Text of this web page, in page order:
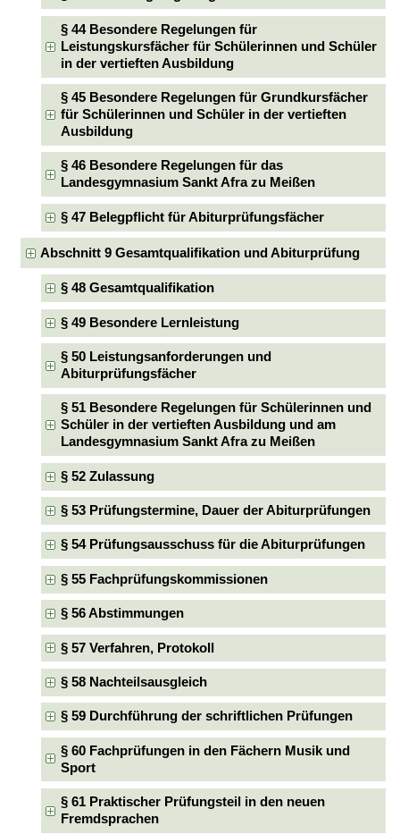
§ 44 Besondere Regelungen für
Leistungskursfächer für Schülerinnen und Schüler
in der vertieften Ausbildung
§ 45 Besondere Regelungen für Grundkursfächer
für Schülerinnen und Schüler in der vertieften
Ausbildung
§ 46 Besondere Regelungen für das
Landesgymnasium Sankt Afra zu Meißen
§ 47 Belegpflicht für Abiturprüfungsfächer
Abschnitt 9 Gesamtqualifikation und Abiturprüfung
§ 48 Gesamtqualifikation
§ 49 Besondere Lernleistung
§ 50 Leistungsanforderungen und
Abiturprüfungsfächer
§ 51 Besondere Regelungen für Schülerinnen und
Schüler in der vertieften Ausbildung und am
Landesgymnasium Sankt Afra zu Meißen
§ 52 Zulassung
§ 53 Prüfungstermine, Dauer der Abiturprüfungen
§ 54 Prüfungsausschuss für die Abiturprüfungen
§ 55 Fachprüfungskommissionen
§ 56 Abstimmungen
§ 57 Verfahren, Protokoll
§ 58 Nachteilsausgleich
§ 59 Durchführung der schriftlichen Prüfungen
§ 60 Fachprüfungen in den Fächern Musik und
Sport
§ 61 Praktischer Prüfungsteil in den neuen
Fremdsprachen